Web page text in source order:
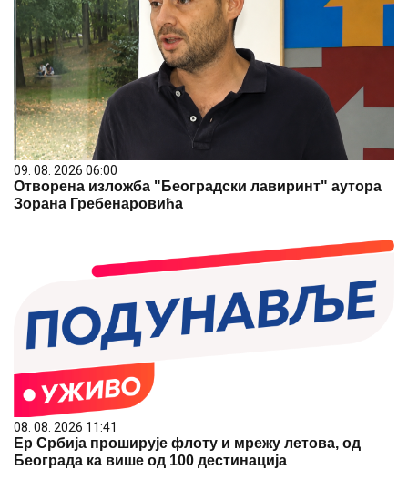
09. 08. 2026 06:00
Отворена изложба "Београдски лавиринт" аутора
Зорана Гребенаровића
08. 08. 2026 11:41
Ер Србија проширује флоту и мрежу летова, од
Београда ка више од 100 дестинација